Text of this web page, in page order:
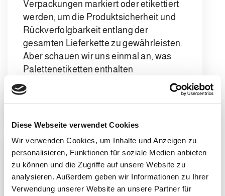
Diese Webseite verwendet Cookies
Wir verwenden Cookies, um Inhalte und Anzeigen zu
personalisieren, Funktionen für soziale Medien anbieten
zu können und die Zugriffe auf unsere Website zu
analysieren. Außerdem geben wir Informationen zu Ihrer
Verwendung unserer Website an unsere Partner für
Verpackungen markiert oder etikettiert
werden, um die Produktsicherheit und
Rückverfolgbarkeit entlang der
gesamten Lieferkette zu gewährleisten.
Aber schauen wir uns einmal an, was
Palettenetiketten enthalten